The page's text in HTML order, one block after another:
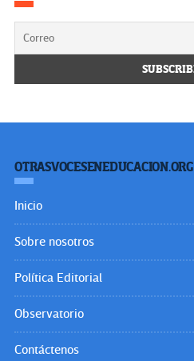
OTRASVOCESENEDUCACION.ORG
Inicio
Sobre nosotros
Política Editorial
Observatorio
Contáctenos